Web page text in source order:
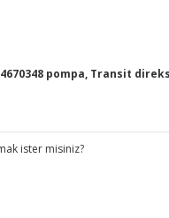
pompa, Transit
ister misiniz?